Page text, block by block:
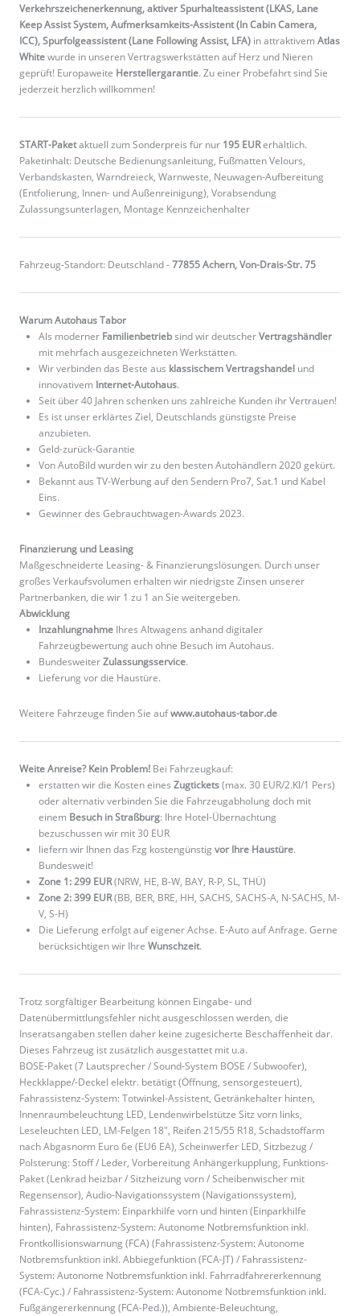
Verkehrszeichenerkennung, aktiver Spurhalteassistent (LKAS, Lane
Keep Assist System, Aufmerksamkeits-Assistent (In Cabin Camera,
ICC), Spurfolgeassistent (Lane Following Assist, LFA) in attraktivemAtlas
Whitewurde in unseren Vertragswerkstätten auf Herz und Nieren
geprüft! Europaweite Herstellergarantie. Zu einer Probefahrt sind Sie
jederzeit herzlich willkommen!
START-Paketaktuell zum Sonderpreis für nur 195 EURerhältlich.
Paketinhalt: Deutsche Bedienungsanleitung, Fußmatten Velours,
Verbandskasten, Warndreieck, Warnweste, Neuwagen-Aufbereitung
(Entfolierung, Innen- und Außenreinigung), Vorabsendung
Zulassungsunterlagen, Montage Kennzeichenhalter
Fahrzeug-Standort: Deutschland -77855 Achern, Von-Drais-Str. 75
Warum Autohaus Tabor
Als moderner Familienbetriebsind wir deutscherVertragshändler
mit mehrfach ausgezeichneten Werkstätten.
Wir verbinden das Beste aus klassischem Vertragshandel und
innovativem Internet-Autohaus.
Seit über 40 Jahren schenken uns zahlreiche Kunden ihr Vertrauen!
Es ist unser erklärtes Ziel, Deutschlands günstigste Preise
anzubieten.
Geld-zurück-Garantie
Von AutoBild wurden wir zu den besten Autohändlern 2020 gekürt.
Bekannt aus TV-Werbung auf den Sendern Pro7, Sat.1 und Kabel
Eins.
Gewinner des Gebrauchtwagen-Awards 2023.
Finanzierung und Leasing
Maßgeschneiderte Leasing- & Finanzierungslösungen. Durch unser
großes Verkaufsvolumen erhalten wir niedrigste Zinsen unserer
Partnerbanken, die wir 1 zu 1 an Sie weitergeben.
Abwicklung
Inzahlungnahme Ihres Altwagens anhand digitaler
Fahrzeugbewertung auch ohne Besuch im Autohaus.
BundesweiterZulassungsservice.
Lieferung vor die Haustüre.
Weitere Fahrzeuge finden Sie aufwww.autohaus-tabor.de
Weite Anreise? Kein Problem! Bei Fahrzeugkauf:
erstatten wir die Kosten eines Zugtickets(max. 30 EUR/2.Kl/1 Pers)
oder alternativ verbinden Sie die Fahrzeugabholung doch mit
einem Besuch in Straßburg: Ihre Hotel-Übernachtung
bezuschussen wir mit 30 EUR
liefern wir Ihnen das Fzg kostengünstig vor Ihre Haustüre.
Bundesweit!
Zone 1: 299 EUR(NRW, HE, B-W, BAY, R-P, SL, THÜ)
Zone 2: 399 EUR(BB, BER, BRE, HH, SACHS, SACHS-A, N-SACHS, M-
V, S-H)
Die Lieferung erfolgt auf eigener Achse. E-Auto auf Anfrage. Gerne
berücksichtigen wir Ihre Wunschzeit.
Trotz sorgfältiger Bearbeitung können Eingabe- und
Datenübermittlungsfehler nicht ausgeschlossen werden, die
Inseratsangaben stellen daher keine zugesicherte Beschaffenheit dar.
Dieses Fahrzeug ist zusätzlich ausgestattet mit u.a.
BOSE-Paket (7 Lautsprecher / Sound-System BOSE / Subwoofer),
Heckklappe/-Deckel elektr. betätigt (Öffnung, sensorgesteuert),
Fahrassistenz-System: Totwinkel-Assistent, Getränkehalter hinten,
Innenraumbeleuchtung LED, Lendenwirbelstütze Sitz vorn links,
Leseleuchten LED, LM-Felgen 18", Reifen 215/55 R18, Schadstoffarm
nach Abgasnorm Euro 6e (EU6 EA), Scheinwerfer LED, Sitzbezug /
Polsterung: Stoff / Leder, Vorbereitung Anhängerkupplung, Funktions-
Paket (Lenkrad heizbar / Sitzheizung vorn / Scheibenwischer mit
Regensensor), Audio-Navigationssystem (Navigationssystem),
Fahrassistenz-System: Einparkhilfe vorn und hinten (Einparkhilfe
hinten), Fahrassistenz-System: Autonome Notbremsfunktion inkl.
Frontkollisionswarnung (FCA) (Fahrassistenz-System: Autonome
Notbremsfunktion inkl. Abbiegefunktion (FCA-JT) / Fahrassistenz-
System: Autonome Notbremsfunktion inkl. Fahrradfahrererkennung
(FCA-Cyc.) / Fahrassistenz-System: Autonome Notbremsfunktion inkl.
Fußgängererkennung (FCA-Ped.)), Ambiente-Beleuchtung,